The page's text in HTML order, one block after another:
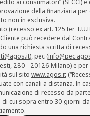
ai consumatori” (SECCI)
della finanziaria per
non in esclusiva.
(recesso ex art. 125 ter
può recedere dal
una richiesta scritta di
), pec (
280 - 20126 Milano) e
sul sito www.agos.it
con canali a distanza. In
di recesso da
cui sopra entro 30 giorni